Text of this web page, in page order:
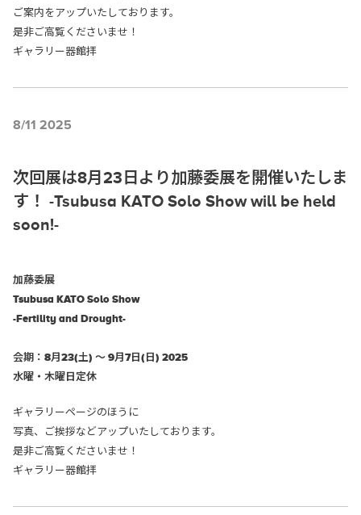
ご案内をアップいたしております。
是非ご高覧くださいませ！
ギャラリー器館拝
8/11 2025
次回展は8月23日より加藤委展を開催いたしま
す！ -Tsubusa KATO Solo Show will be held
soon!-
加藤委展
Tsubusa KATO Solo Show
-Fertility and Drought-
会期：8月23(土) ～ 9月7日(日) 2025
水曜・木曜日定休
ギャラリーページのほうに
写真、ご挨拶などアップいたしております。
是非ご高覧くださいませ！
ギャラリー器館拝